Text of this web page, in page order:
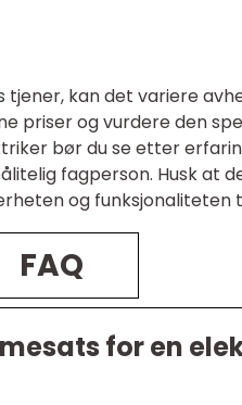
tjener, kan det variere
priser og vurdere den
bør du se etter
fagperson. Husk at
og funksjonaliteten
FAQ
for en